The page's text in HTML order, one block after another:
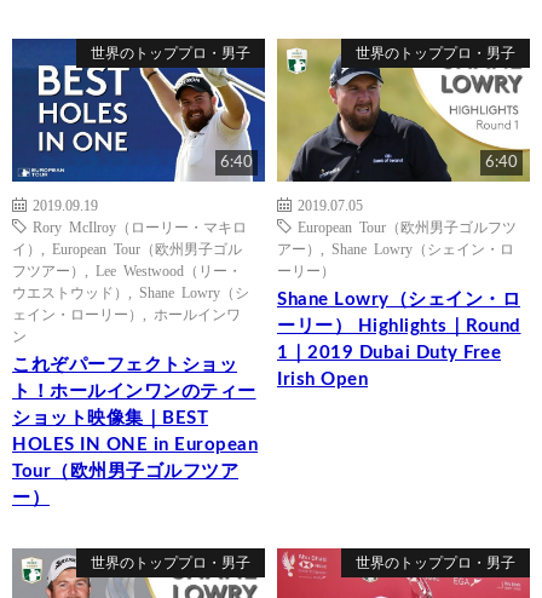
世界のトッププロ・男子
6:40
2019.09.19
Rory McIlroy（ローリー・マキロ
イ）
European Tour（欧州男子ゴル
フツアー）
Lee Westwood（リー・
ウエストウッド）
Shane Lowry（シ
ェイン・ローリー）
ホールインワ
ン
これぞパーフェクトショッ
ト！ホールインワンのティー
ショット映像集｜BEST
HOLES IN ONE in European
Tour（欧州男子ゴルフツア
ー）
世界のトッププロ・男子
6:40
2019.07.05
European Tour（欧州男子ゴルフツ
アー）
Shane Lowry（シェイン・ロ
ーリー）
Shane Lowry（シェイン・ロ
ーリー） Highlights｜Round
1｜2019 Dubai Duty Free
Irish Open
世界のトッププロ・男子 世界のトッププロ・男子